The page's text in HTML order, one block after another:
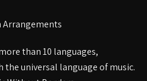
Arrangements
than 10 languages,
universal language of music.